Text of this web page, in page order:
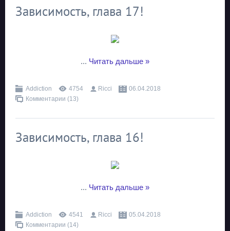
Зависимость, глава 17!
... Читать дальше »
Addiction 4754 Ricci
06.04.2018
Комментарии (13)
Зависимость, глава 16!
... Читать дальше »
Addiction 4541 Ricci
05.04.2018
Комментарии (14)